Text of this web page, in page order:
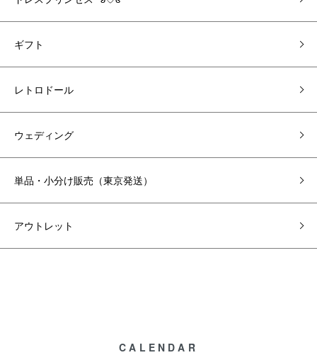
ギフト
レトロドール
ウェディング
単品・小分け販売（東京発送）
アウトレット
CALENDAR